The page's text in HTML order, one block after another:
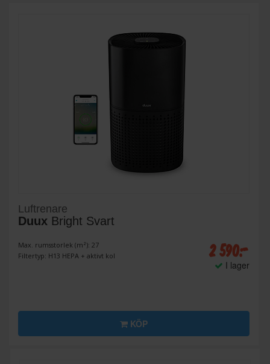
Luftrenare
Duux Bright Svart
Max. rumsstorlek (m²): 27
Filtertyp: H13 HEPA + aktivt kol
2 590:-
I lager
KÖP